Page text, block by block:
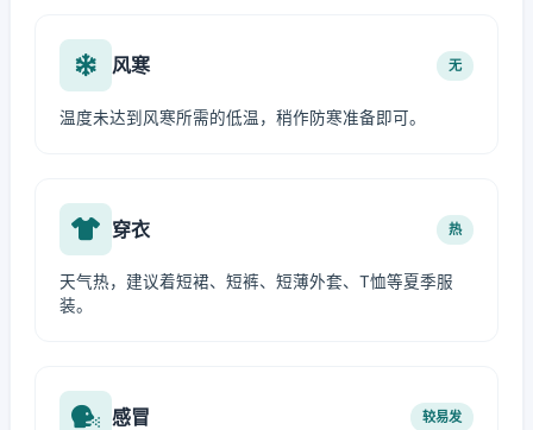
风寒 无
温度未达到风寒所需的低温，稍作防寒准备即可。
穿衣 热
天气热，建议着短裙、短裤、短薄外套、T恤等夏季服
装。
感冒 较易发